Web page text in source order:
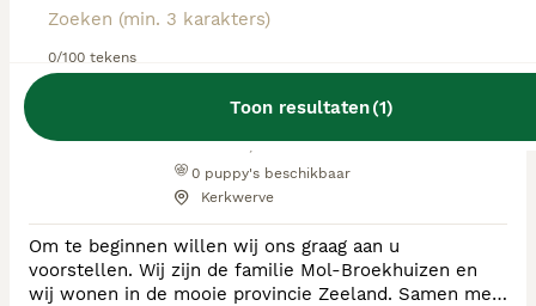
0/100 tekens
Toon resultaten(1)
RvB Geregistreerde Kennel
Ras: Shiba, Chow Chow
0 puppy's beschikbaar
Kerkwerve
Om te beginnen willen wij ons graag aan u
voorstellen. Wij zijn de familie Mol-Broekhuizen en
wij wonen in de mooie provincie Zeeland. Samen met